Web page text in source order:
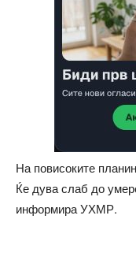
На повисоките
Ќе дува слаб до
информира УХМР.